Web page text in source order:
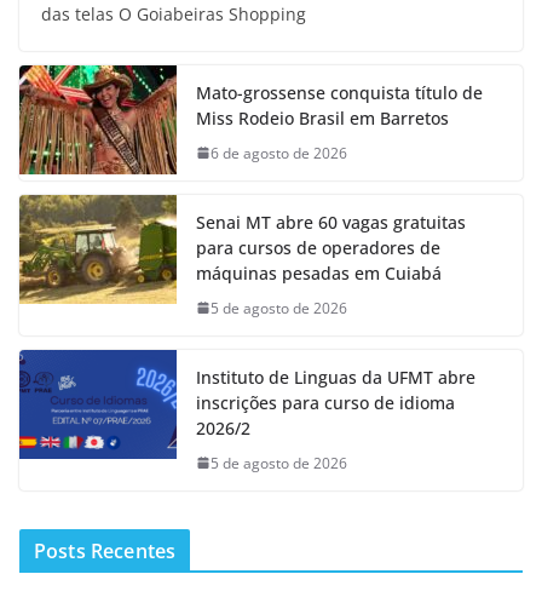
das telas O Goiabeiras Shopping
Mato-grossense conquista título de
Miss Rodeio Brasil em Barretos
6 de agosto de 2026
Senai MT abre 60 vagas gratuitas
para cursos de operadores de
máquinas pesadas em Cuiabá
5 de agosto de 2026
Instituto de Linguas da UFMT abre
inscrições para curso de idioma
2026/2
5 de agosto de 2026
Posts Recentes